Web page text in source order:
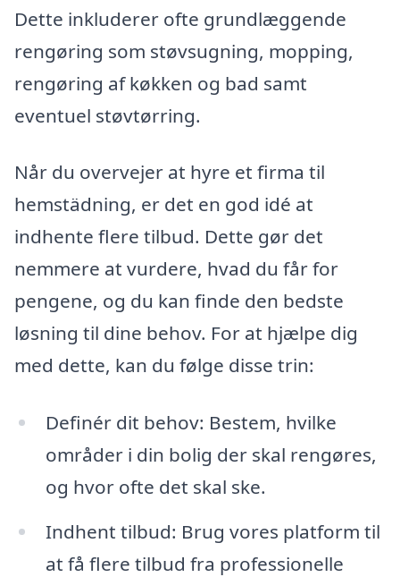
Dette inkluderer ofte grundlæggende
rengøring som støvsugning, mopping,
rengøring af køkken og bad samt
eventuel støvtørring.
Når du overvejer at hyre et firma til
hemstädning, er det en god idé at
indhente flere tilbud. Dette gør det
nemmere at vurdere, hvad du får for
pengene, og du kan finde den bedste
løsning til dine behov. For at hjælpe dig
med dette, kan du følge disse trin:
Definér dit behov: Bestem, hvilke
områder i din bolig der skal rengøres,
og hvor ofte det skal ske.
Indhent tilbud: Brug vores platform til
at få flere tilbud fra professionelle